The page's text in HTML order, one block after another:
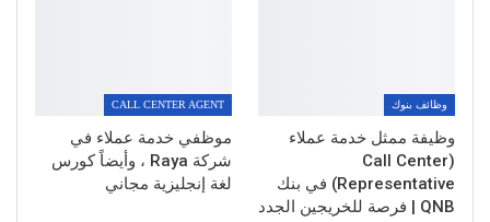
وظائف بنوك
وظيفة ممثل خدمة عملاء
(Call Center
Representative) في بنك
QNB | فرصة للخريجين الجدد
CALL CENTER AGENT
موظفي خدمة عملاء في
شركة Raya ، وأيضاً كورس
لغة إنجليزية مجاني